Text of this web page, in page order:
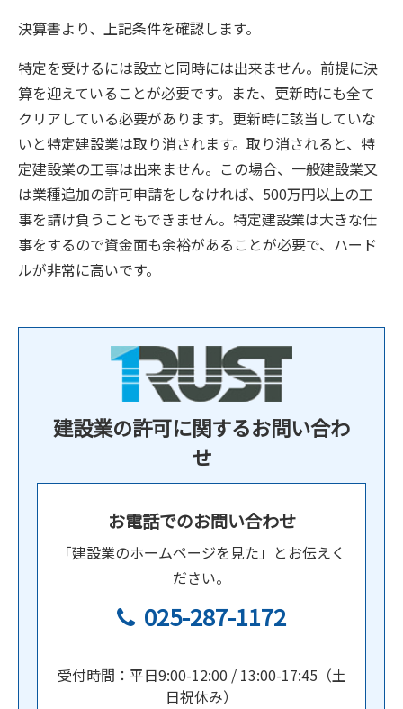
決算書より、上記条件を確認します。
特定を受けるには設立と同時には出来ません。前提に決
算を迎えていることが必要です。また、更新時にも全て
クリアしている必要があります。更新時に該当していな
いと特定建設業は取り消されます。取り消されると、特
定建設業の工事は出来ません。この場合、一般建設業又
は業種追加の許可申請をしなければ、500万円以上の工
事を請け負うこともできません。特定建設業は大きな仕
事をするので資金面も余裕があることが必要で、ハード
ルが非常に高いです。
建設業の許可に関するお問い合わ
せ
お電話でのお問い合わせ
「建設業のホームページを見た」とお伝えく
ださい。
025-287-1172
受付時間：平日9:00-12:00 / 13:00-17:45（土
日祝休み）